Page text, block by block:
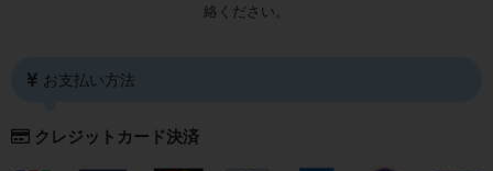
絡ください。
お支払い方法
クレジットカード決済